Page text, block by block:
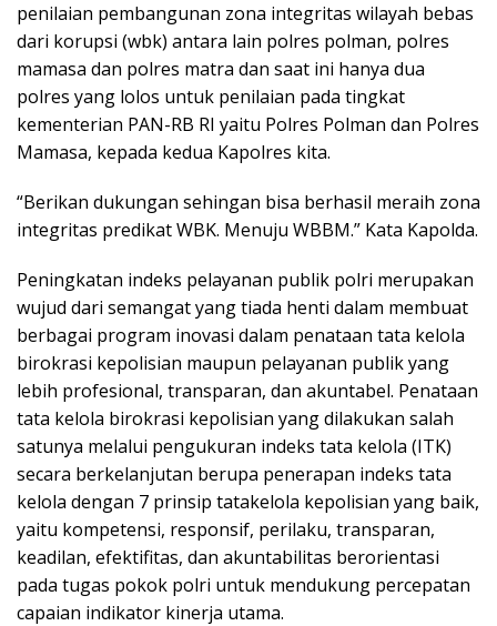
penilaian pembangunan zona integritas wilayah bebas
dari korupsi (wbk) antara lain polres polman, polres
mamasa dan polres matra dan saat ini hanya dua
polres yang lolos untuk penilaian pada tingkat
kementerian PAN-RB RI yaitu Polres Polman dan Polres
Mamasa, kepada kedua Kapolres kita.
“Berikan dukungan sehingan bisa berhasil meraih zona
integritas predikat WBK. Menuju WBBM.” Kata Kapolda.
Peningkatan indeks pelayanan publik polri merupakan
wujud dari semangat yang tiada henti dalam membuat
berbagai program inovasi dalam penataan tata kelola
birokrasi kepolisian maupun pelayanan publik yang
lebih profesional, transparan, dan akuntabel. Penataan
tata kelola birokrasi kepolisian yang dilakukan salah
satunya melalui pengukuran indeks tata kelola (ITK)
secara berkelanjutan berupa penerapan indeks tata
kelola dengan 7 prinsip tatakelola kepolisian yang baik,
yaitu kompetensi, responsif, perilaku, transparan,
keadilan, efektifitas, dan akuntabilitas berorientasi
pada tugas pokok polri untuk mendukung percepatan
capaian indikator kinerja utama.